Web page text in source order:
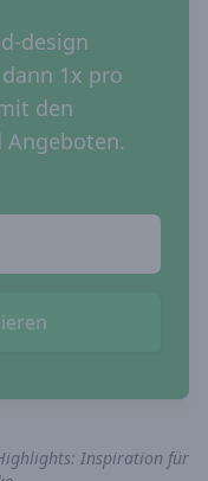
design
1x pro
den
Angeboten.
Inspiration für